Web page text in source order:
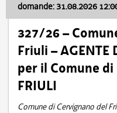
domande: 31.08.2026
327/26 –
Friuli – AGENTE
per il Comune di
FRIULI
Comune di Cervignano del